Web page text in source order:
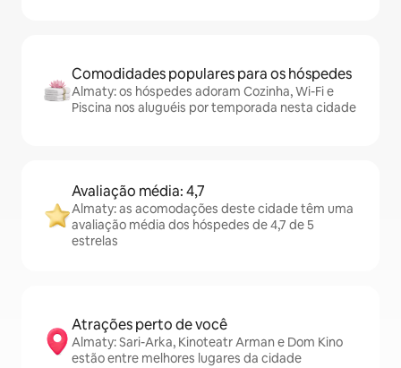
Comodidades populares para os hóspedes
Almaty: os hóspedes adoram Cozinha, Wi-Fi e
Piscina nos aluguéis por temporada nesta cidade
Avaliação média: 4,7
Almaty: as acomodações deste cidade têm uma
avaliação média dos hóspedes de 4,7 de 5
estrelas
Atrações perto de você
Almaty: Sari-Arka, Kinoteatr Arman e Dom Kino
estão entre melhores lugares da cidade